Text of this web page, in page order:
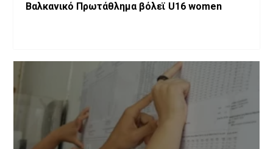
Βαλκανικό Πρωτάθλημα βόλεϊ U16 women